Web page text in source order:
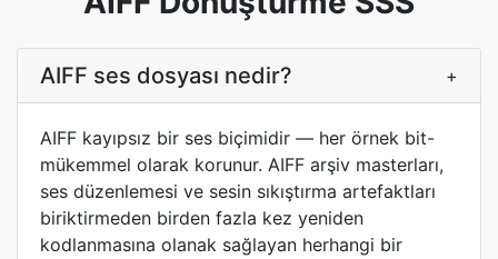
AIFF ses dosyası nedir? +
AIFF kayıpsız bir ses biçimidir — her örnek bit-
mükemmel olarak korunur. AIFF arşiv masterları,
ses düzenlemesi ve sesin sıkıştırma artefaktları
biriktirmeden birden fazla kez yeniden
kodlanmasına olanak sağlayan herhangi bir